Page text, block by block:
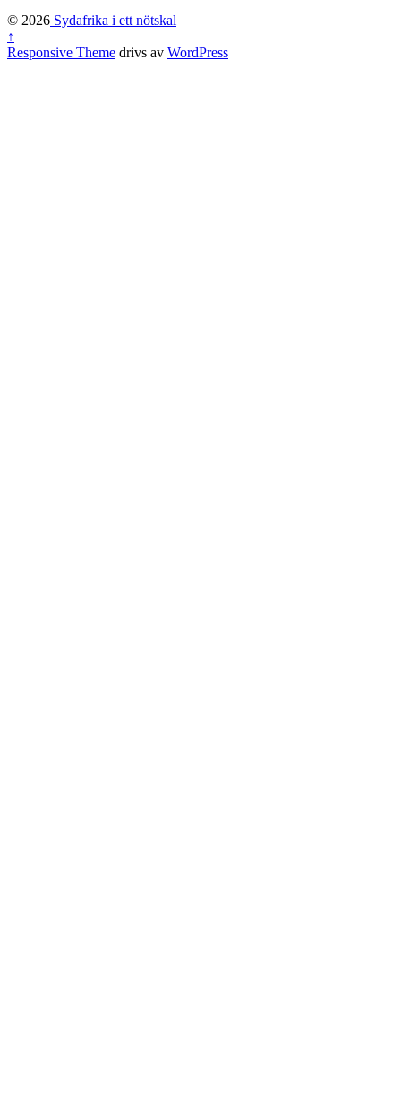
© 2026 Sydafrika i ett nötskal
↑
Responsive Theme drivs av WordPress